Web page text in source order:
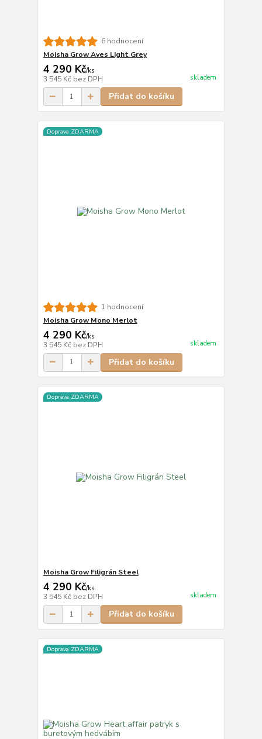
6 hodnocení
Moisha Grow Aves Light Grey
4 290 Kč/ks
3 545 Kč bez DPH skladem
Přidat do košíku
Doprava ZDARMA
1 hodnocení
Moisha Grow Mono Merlot
4 290 Kč/ks
3 545 Kč bez DPH skladem
Přidat do košíku
Doprava ZDARMA
Moisha Grow Filigrán Steel
4 290 Kč/ks
3 545 Kč bez DPH skladem
Přidat do košíku
Doprava ZDARMA